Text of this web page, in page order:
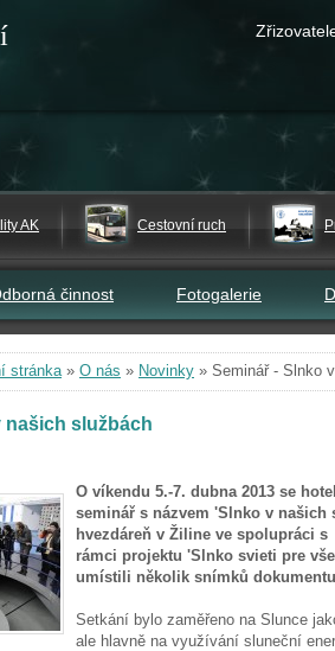
AK Cestovní ruch
činnost Fotogalerie
stránka» O nás » Novinky » Seminář - Slnko
našich službách
O víkendu 5.-7. dubna 2013 se
seminář s názvem 'Slnko v
hvezdáreň v Žiline ve spolupráci
rámci projektu 'Slnko svieti pre
umístili několik snímků
Setkání bylo zaměřeno na Slunce
ale hlavně na využívání sluneční